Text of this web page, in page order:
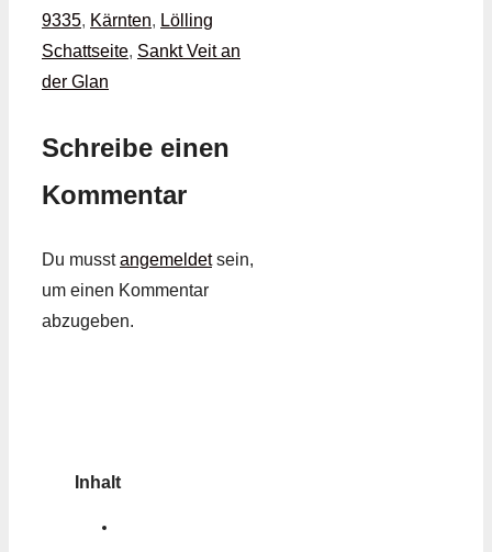
9335, Kärnten, Lölling
Schattseite, Sankt Veit an
der Glan
Schreibe einen
Kommentar
Du musstangemeldetsein,
um einen Kommentar
abzugeben.
Inhalt